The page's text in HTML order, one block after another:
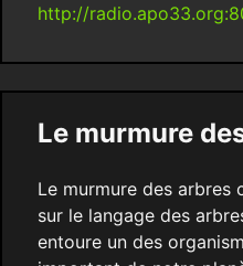
http://
Le murmure
Le murmure des arbres
sur le langage des
entoure un des